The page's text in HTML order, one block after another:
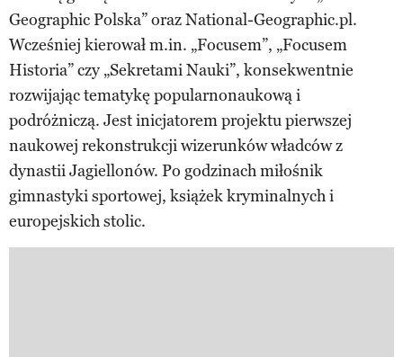
Geographic Polska” oraz National-Geographic.pl.
Wcześniej kierował m.in. „Focusem”, „Focusem
Historia” czy „Sekretami Nauki”, konsekwentnie
rozwijając tematykę popularnonaukową i
podróżniczą. Jest inicjatorem projektu pierwszej
naukowej rekonstrukcji wizerunków władców z
dynastii Jagiellonów. Po godzinach miłośnik
gimnastyki sportowej, książek kryminalnych i
europejskich stolic.